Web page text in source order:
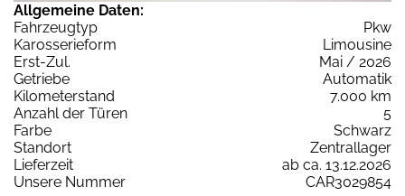
Allgemeine Daten:
Fahrzeugtyp
Pkw
Karosserieform
Limousine
Erst-Zul.
Mai / 2026
Getriebe
Automatik
Kilometerstand
7.000 km
Anzahl der Türen
5
Farbe
Schwarz
Standort
Zentrallager
Lieferzeit
ab ca. 13.12.2026
Unsere Nummer
CAR3029854